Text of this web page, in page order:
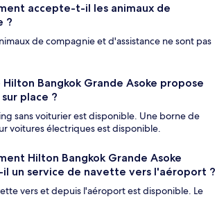
accepte-t-il les animaux de
?
de compagnie et d'assistance ne sont pas
Hilton Bangkok Grande Asoke propose
place ?
sans voiturier est disponible. Une borne de
voitures électriques est disponible.
Hilton Bangkok Grande Asoke
un service de navette vers l'aéroport ?
vers et depuis l'aéroport est disponible. Le